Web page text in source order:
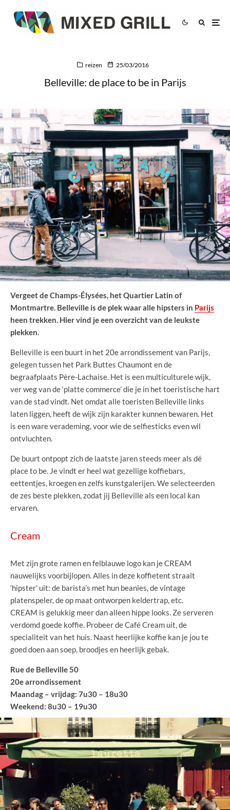
reizen 25/03/2016
Belleville: de place to be in Parijs
Vergeet de Champs-Élysées, het Quartier Latin of
Montmartre. Belleville is de plek waar alle hipsters in Parijs
heen trekken. Hier vind je een overzicht van de leukste
plekken.
Belleville is een buurt in het 20e arrondissement van Parijs,
gelegen tussen het Park Buttes Chaumont en de
begraafplaats Père-Lachaise. Het is een multiculturele wijk,
ver weg van de ‘platte commerce’ die je in het toeristische hart
van de stad vindt. Net omdat alle toeristen Belleville links
laten liggen, heeft de wijk zijn karakter kunnen bewaren. Het
is een ware verademing, voor wie de selfiesticks even wil
ontvluchten.
De buurt ontpopt zich de laatste jaren steeds meer als dé
place to be. Je vindt er heel wat gezellige koffiebars,
eettentjes, kroegen en zelfs kunstgalerijen. We selecteerden
de zes beste plekken, zodat jij Belleville als een local kan
ervaren.
Cream
Met zijn grote ramen en felblauwe logo kan je CREAM
nauwelijks voorbijlopen. Alles in deze koffietent straalt
‘hipster’ uit: de barista’s met hun beanies, de vintage
platenspeler, de op maat ontworpen keldertrap, etc.
CREAM is gelukkig meer dan alleen hippe looks. Ze serveren
verdomd goede koffie. Probeer de Café Cream uit, de
specialiteit van het huis. Naast heerlijke koffie kan je jou te
goed doen aan soep, broodjes en heerlijk gebak.
Rue de Belleville 50
20e arrondissement
Maandag – vrijdag: 7u30 – 18u30
Weekend: 8u30 – 19u30